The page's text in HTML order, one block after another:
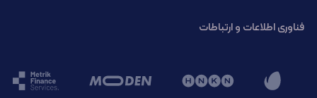
فناوری اطلاعات و ارتباطات